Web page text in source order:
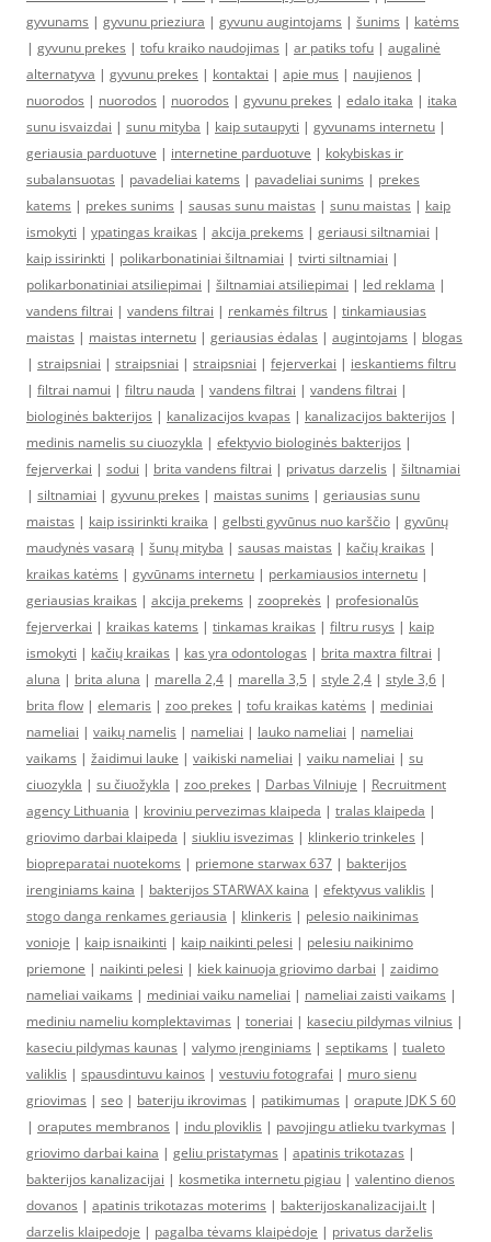
gyvunams | gyvunu prieziura | gyvunu augintojams | šunims | katėms
| gyvunu prekes | tofu kraiko naudojimas | ar patiks tofu | augalinė
alternatyva | gyvunu prekes | kontaktai | apie mus | naujienos |
nuorodos | nuorodos | nuorodos | gyvunu prekes | edalo itaka | itaka
sunu isvaizdai | sunu mityba | kaip sutaupyti | gyvunams internetu |
geriausia parduotuve | internetine parduotuve | kokybiskas ir
subalansuotas | pavadeliai katems | pavadeliai sunims | prekes
katems | prekes sunims | sausas sunu maistas | sunu maistas | kaip
ismokyti | ypatingas kraikas | akcija prekems | geriausi siltnamiai |
kaip issirinkti | polikarbonatiniai šiltnamiai | tvirti siltnamiai |
polikarbonatiniai atsiliepimai | šiltnamiai atsiliepimai | led reklama |
vandens filtrai | vandens filtrai | renkamės filtrus | tinkamiausias
maistas | maistas internetu | geriausias ėdalas | augintojams | blogas
| straipsniai | straipsniai | straipsniai | fejerverkai | ieskantiems filtru
| filtrai namui | filtru nauda | vandens filtrai | vandens filtrai |
biologinės bakterijos | kanalizacijos kvapas | kanalizacijos bakterijos |
medinis namelis su ciuozykla | efektyvio biologinės bakterijos |
fejerverkai | sodui | brita vandens filtrai | privatus darzelis | šiltnamiai
| siltnamiai | gyvunu prekes | maistas sunims | geriausias sunu
maistas | kaip issirinkti kraika | gelbsti gyvūnus nuo karščio | gyvūnų
maudynės vasarą | šunų mityba | sausas maistas | kačių kraikas |
kraikas katėms | gyvūnams internetu | perkamiausios internetu |
geriausias kraikas | akcija prekems | zooprekės | profesionalūs
fejerverkai | kraikas katems | tinkamas kraikas | filtru rusys | kaip
ismokyti | kačių kraikas | kas yra odontologas | brita maxtra filtrai |
aluna | brita aluna | marella 2,4 | marella 3,5 | style 2,4 | style 3,6 |
brita flow | elemaris | zoo prekes | tofu kraikas katėms | mediniai
nameliai | vaikų namelis | nameliai | lauko nameliai | nameliai
vaikams | žaidimui lauke | vaikiski nameliai | vaiku nameliai | su
ciuozykla | su čiuožykla | zoo prekes | Darbas Vilniuje | Recruitment
agency Lithuania | kroviniu pervezimas klaipeda | tralas klaipeda |
griovimo darbai klaipeda | siukliu isvezimas | klinkerio trinkeles |
biopreparatai nuotekoms | priemone starwax 637 | bakterijos
irenginiams kaina | bakterijos STARWAX kaina | efektyvus valiklis |
stogo danga renkames geriausia | klinkeris | pelesio naikinimas
vonioje | kaip isnaikinti | kaip naikinti pelesi | pelesiu naikinimo
priemone | naikinti pelesi | kiek kainuoja griovimo darbai | zaidimo
nameliai vaikams | mediniai vaiku nameliai | nameliai zaisti vaikams |
mediniu nameliu komplektavimas | toneriai | kaseciu pildymas vilnius |
kaseciu pildymas kaunas | valymo įrenginiams | septikams | tualeto
valiklis | spausdintuvu kainos | vestuviu fotografai | muro sienu
griovimas | seo | bateriju ikrovimas | patikimumas | orapute JDK S 60
| oraputes membranos | indu ploviklis | pavojingu atlieku tvarkymas |
griovimo darbai kaina | geliu pristatymas | apatinis trikotazas |
bakterijos kanalizacijai | kosmetika internetu pigiau | valentino dienos
dovanos | apatinis trikotazas moterims | bakterijoskanalizacijai.lt |
darzelis klaipedoje | pagalba tėvams klaipėdoje | privatus darželis